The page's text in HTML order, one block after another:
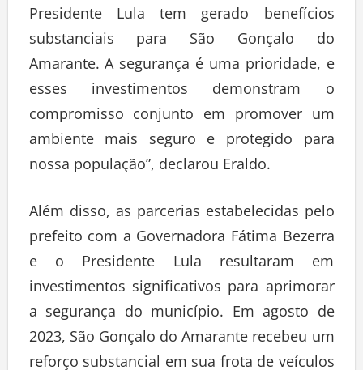
Presidente Lula tem gerado benefícios
substanciais para São Gonçalo do
Amarante. A segurança é uma prioridade, e
esses investimentos demonstram o
compromisso conjunto em promover um
ambiente mais seguro e protegido para
nossa população”, declarou Eraldo.
Além disso, as parcerias estabelecidas pelo
prefeito com a Governadora Fátima Bezerra
e o Presidente Lula resultaram em
investimentos significativos para aprimorar
a segurança do município. Em agosto de
2023, São Gonçalo do Amarante recebeu um
reforço substancial em sua frota de veículos